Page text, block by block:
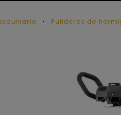
Pulidoras de